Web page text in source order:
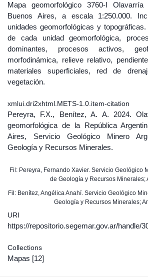
Mapa geomorfológico 3760-I
Buenos Aires, a escala 1:250.000.
unidades geomorfológicas y
de cada unidad geomorfológica,
dominantes, procesos activos,
morfodinámica, relieve relativo,
materiales superficiales, red de
vegetación.
xmlui.dri2xhtml.METS-1.0.item-citation
Pereyra, F.X., Benítez, A. A. 2024.
geomorfológica de la República
Aires, Servicio Geológico Minero
Geología y Recursos Minerales.
Fil: Pereyra, Fernando Xavier. Servicio Geológico
de Geología y Recursos Minerales;
Fil: Benítez, Angélica Anahí. Servicio Geológico
Geología y Recursos Minerales;
URI
https://repositorio.segemar.gov.ar/handle/
Collections
Mapas [12]